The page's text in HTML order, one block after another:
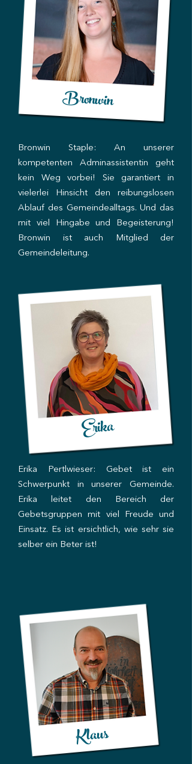
Bronwin
Bronwin Staple: An unserer
kompetenten Adminassistentin geht
kein Weg vorbei! Sie garantiert in
vielerlei Hinsicht den reibungslosen
Ablauf des Gemeindealltags. Und das
mit viel Hingabe und Begeisterung!
Bronwin ist auch Mitglied der
Gemeindeleitung.
Erika
Erika Pertlwieser: Gebet ist ein
Schwerpunkt in unserer Gemeinde.
Erika leitet den Bereich der
Gebetsgruppen mit viel Freude und
Einsatz. Es ist ersichtlich, wie sehr sie
selber ein Beter ist!
Klaus